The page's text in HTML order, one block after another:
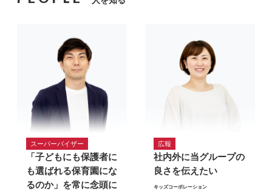
スーパーバイザー
「子どもにも保護者に
も選ばれる保育園にな
るのか」を常に念頭に
広報
社内外に当グループの
良さを伝えたい
キッズコーポレーション